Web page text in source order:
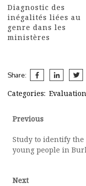
Diagnostic des
inégalités liées au
genre dans les
ministères
Share:
Categories:
Post
Previous
Previous
Study to identify
young people in
Next
Next